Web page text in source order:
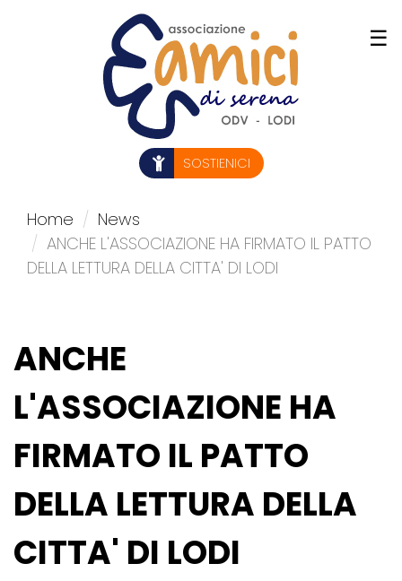
☰
SOSTIENICI
Home
News
ANCHE L'ASSOCIAZIONE HA FIRMATO IL PATTO
DELLA LETTURA DELLA CITTA' DI LODI
ANCHE
L'ASSOCIAZIONE HA
FIRMATO IL PATTO
DELLA LETTURA DELLA
CITTA' DI LODI